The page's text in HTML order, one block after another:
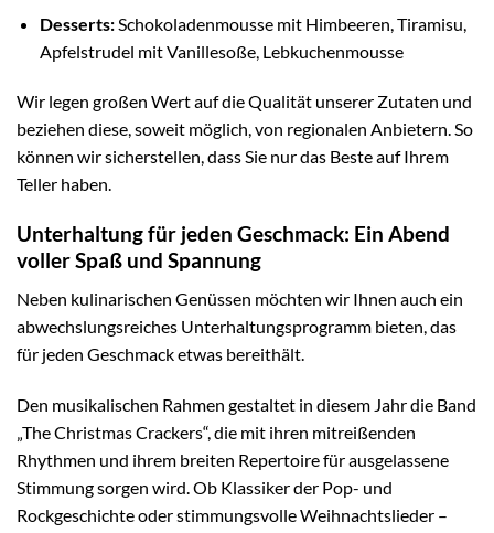
Desserts:Schokoladenmousse mit Himbeeren, Tiramisu,
Apfelstrudel mit Vanillesoße, Lebkuchenmousse
Wir legen großen Wert auf die Qualität unserer Zutaten und
beziehen diese, soweit möglich, von regionalen Anbietern. So
können wir sicherstellen, dass Sie nur das Beste auf Ihrem
Teller haben.
Unterhaltung für jeden Geschmack: Ein Abend
voller Spaß und Spannung
Neben kulinarischen Genüssen möchten wir Ihnen auch ein
abwechslungsreiches Unterhaltungsprogramm bieten, das
für jeden Geschmack etwas bereithält.
Den musikalischen Rahmen gestaltet in diesem Jahr die Band
„The Christmas Crackers“, die mit ihren mitreißenden
Rhythmen und ihrem breiten Repertoire für ausgelassene
Stimmung sorgen wird. Ob Klassiker der Pop- und
Rockgeschichte oder stimmungsvolle Weihnachtslieder –